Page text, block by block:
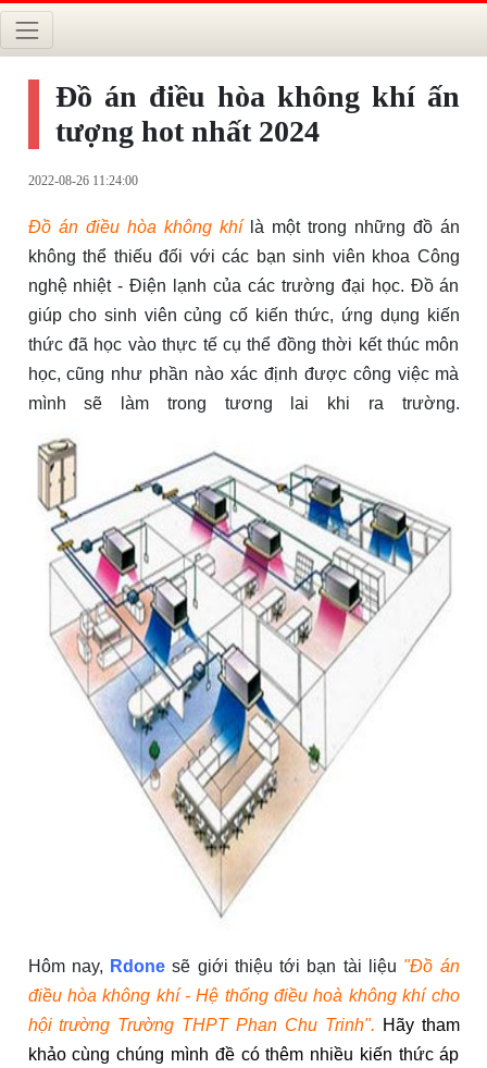
Đồ án điều hòa không khí ấn
tượng hot nhất 2024
2022-08-26 11:24:00
Đồ án điều hòa không khílà một trong những đồ án
không thể thiếu đối với các bạn sinh viên khoa Công
nghệ nhiệt - Điện lạnh của các trường đại học. Đồ án
giúp cho sinh viên củng cố kiến thức, ứng dụng kiến
thức đã học vào thực tế cụ thể đồng thời kết thúc môn
học, cũng như phần nào xác định được công việc mà
mình sẽ làm trong tương lai khi ra trường.
Hôm nay, Rdone sẽ giới thiệu tới bạn tài liệu "Đồ án
điều hòa không khí - Hệ thống điều hoà không khí cho
hội trường Trường THPT Phan Chu Trinh". Hãy tham
khảo cùng chúng mình đề có thêm nhiều kiến thức áp